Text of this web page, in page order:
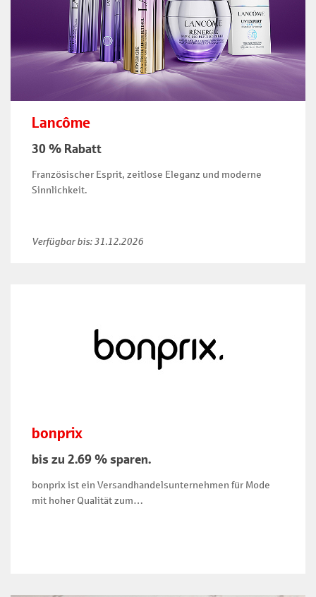
Lancôme
30 % Rabatt
Französischer Esprit, zeitlose Eleganz und moderne
Sinnlichkeit.
Verfügbar bis: 31.12.2026
bonprix
bis zu 2.69 % sparen.
bonprix ist ein Versandhandelsunternehmen für Mode
mit hoher Qualität zum…